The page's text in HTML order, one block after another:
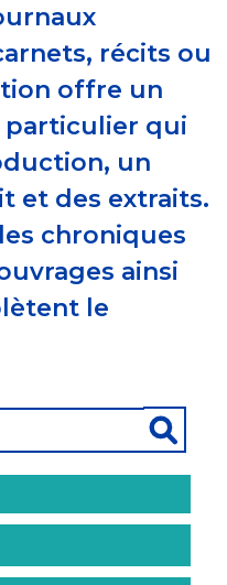
récits ou
offre un
particulier qui
un
et des extraits.
chroniques
ainsi
le